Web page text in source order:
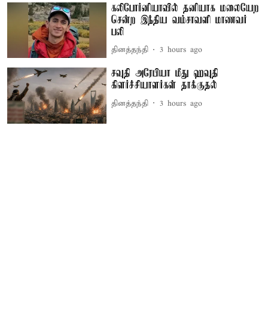
கலிபோர்னியாவில் தனியாக மலையேற
சென்ற இந்திய வம்சாவளி மாணவர்
பலி
தினத்தந்தி 3 hours ago
சவுதி அரேபியா மீது ஹவுதி
கிளர்ச்சியாளர்கள் தாக்குதல்
தினத்தந்தி 3 hours ago